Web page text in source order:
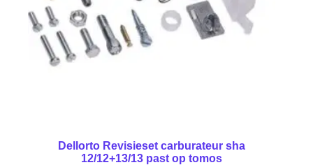
Dellorto Revisieset carburateur sha
12/12+13/13 past op tomos